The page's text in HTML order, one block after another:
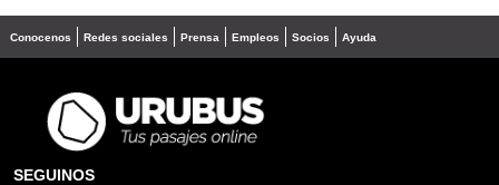
Conocenos Redes sociales Prensa Empleos Socios Ayuda
SEGUINOS